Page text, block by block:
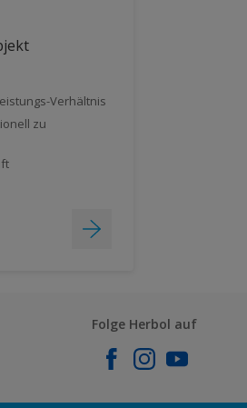
Verhältnis
zu
Folge Herbol auf